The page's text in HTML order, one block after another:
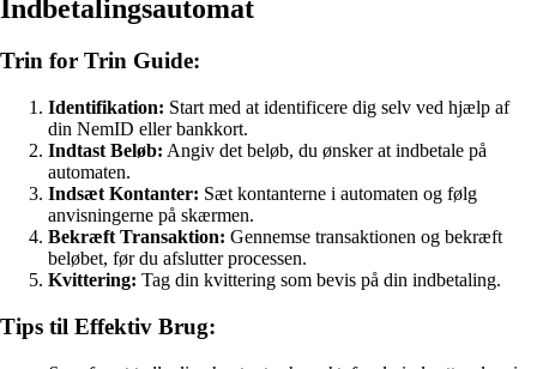
Indbetalingsautomat
Trin for Trin Guide:
Identifikation: Start med at identificere dig selv ved hjælp af
din NemID eller bankkort.
Indtast Beløb: Angiv det beløb, du ønsker at indbetale på
automaten.
Indsæt Kontanter: Sæt kontanterne i automaten og følg
anvisningerne på skærmen.
Bekræft Transaktion: Gennemse transaktionen og bekræft
beløbet, før du afslutter processen.
Kvittering: Tag din kvittering som bevis på din indbetaling.
Tips til Effektiv Brug: